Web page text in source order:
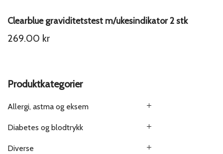
Clearblue graviditetstest m/ukesindikator 2 stk
269.00 kr
Produktkategorier
Allergi, astma og eksem
Diabetes og blodtrykk
Diverse